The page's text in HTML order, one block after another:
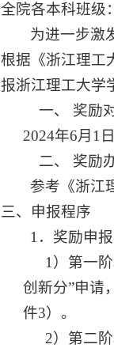
全院各本科班级
为进一步激
根据《浙江理工
报浙江理工大学
一、
奖励
2024年6月1
二、
奖励
参考《浙江
三、申报程序
1 ．奖励申
1）第一
创新分”申请
件3）。
2）第二